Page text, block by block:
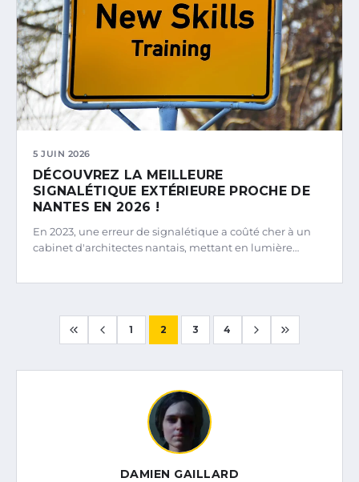
5 JUIN 2026
DÉCOUVREZ LA MEILLEURE
SIGNALÉTIQUE EXTÉRIEURE PROCHE DE
NANTES EN 2026 !
En 2023, une erreur de signalétique a coûté cher à un
cabinet d'architectes nantais, mettant en lumière…
1 2 3 4
DAMIEN GAILLARD